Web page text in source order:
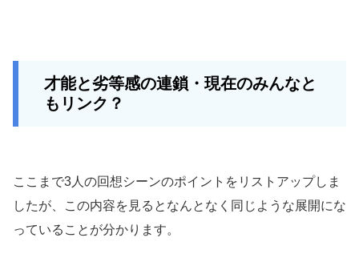
才能と劣等感の連鎖・現在のみんなと
もリンク？
ここまで3人の回想シーンのポイントをリストアップしま
したが、この内容を見るとなんとなく同じような展開にな
っていることが分かります。